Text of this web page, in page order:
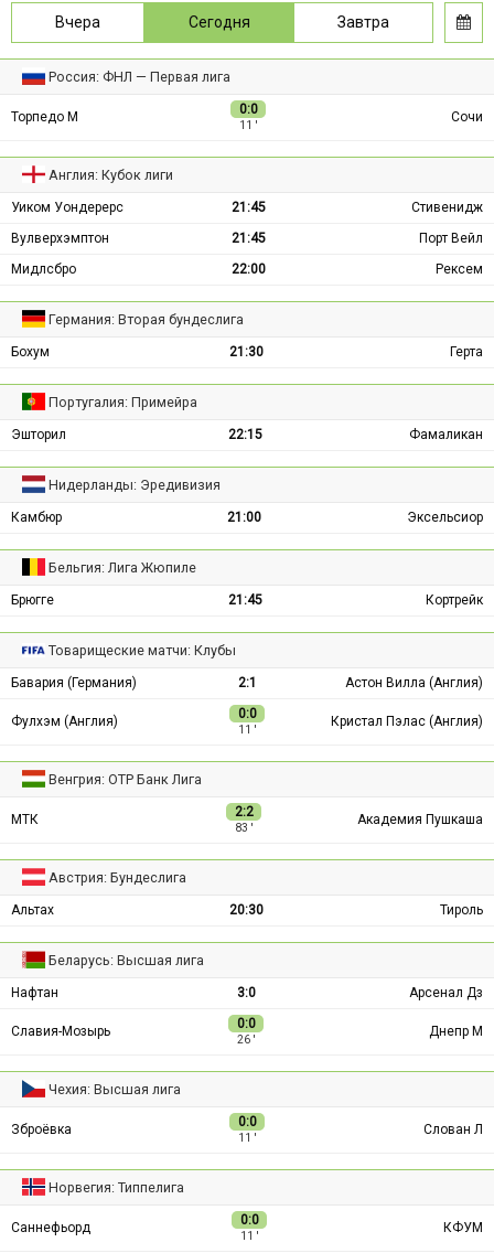
Вчера Сегодня Завтра
Россия: ФНЛ — Первая лига
Торпедо М 0:0
11 ′
Сочи
Англия: Кубок лиги
Уиком Уондерерс 21:45
Стивенидж
Вулверхэмптон
21:45
Порт Вейл
Мидлсбро
22:00 Рексем
Германия: Вторая бундеслига
Бохум 21:30 Герта
Португалия: Примейра
Эшторил 22:15 Фамаликан
Нидерланды: Эредивизия
Камбюр 21:00 Эксельсиор
Бельгия: Лига Жюпиле
Брюгге 21:45 Кортрейк
Товарищеские матчи: Клубы
Бавария (Германия) 2:1 Астон Вилла (Англия)
Фулхэм (Англия) 0:0
11 ′
Кристал Пэлас (Англия)
Венгрия: ОТР Банк Лига
МТК 2:2
83 ′
Академия Пушкаша
Австрия: Бундеслига
Альтах 20:30 Тироль
Беларусь: Высшая лига
Нафтан 3:0 Арсенал Дз
Славия-Мозырь 0:0
26 ′
Днепр М
Чехия: Высшая лига
Зброёвка 0:0
11 ′
Слован Л
Норвегия: Типпелига
Саннефьорд 0:0
11 ′
КФУМ